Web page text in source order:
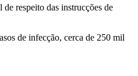
respeito das instrucções de
de infecção, cerca de 250 mil